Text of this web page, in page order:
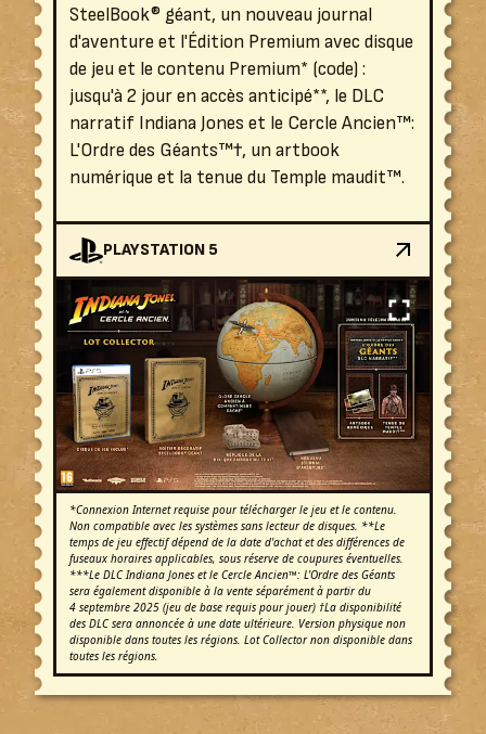
SteelBook® géant, un nouveau journal
d'aventure et l'Édition Premium avec disque
de jeu et le contenu Premium* (code) :
jusqu'à 2 jour en accès anticipé**, le DLC
narratif Indiana Jones et le Cercle Ancien™:
L'Ordre des Géants™†, un artbook
numérique et la tenue du Temple maudit™.
PLAYSTATION 5
*Connexion Internet requise pour télécharger le jeu et le contenu.
Non compatible avec les systèmes sans lecteur de disques. **Le
temps de jeu effectif dépend de la date d'achat et des différences de
fuseaux horaires applicables, sous réserve de coupures éventuelles.
***Le DLC Indiana Jones et le Cercle Ancien™: L'Ordre des Géants
sera également disponible à la vente séparément à partir du
4 septembre 2025 (jeu de base requis pour jouer) †La disponibilité
des DLC sera annoncée à une date ultérieure. Version physique non
disponible dans toutes les régions. Lot Collector non disponible dans
toutes les régions.